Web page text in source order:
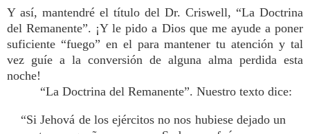
Y así, mantendré el título del Dr. Criswell, “La Doctrina
del Remanente”. ¡Y le pido a Dios que me ayude a poner
suficiente “fuego” en el para mantener tu atención y tal
vez guíe a la conversión de alguna alma perdida esta
noche!
“La Doctrina del Remanente”. Nuestro texto dice:
“Si Jehová de los ejércitos no nos hubiese dejado un